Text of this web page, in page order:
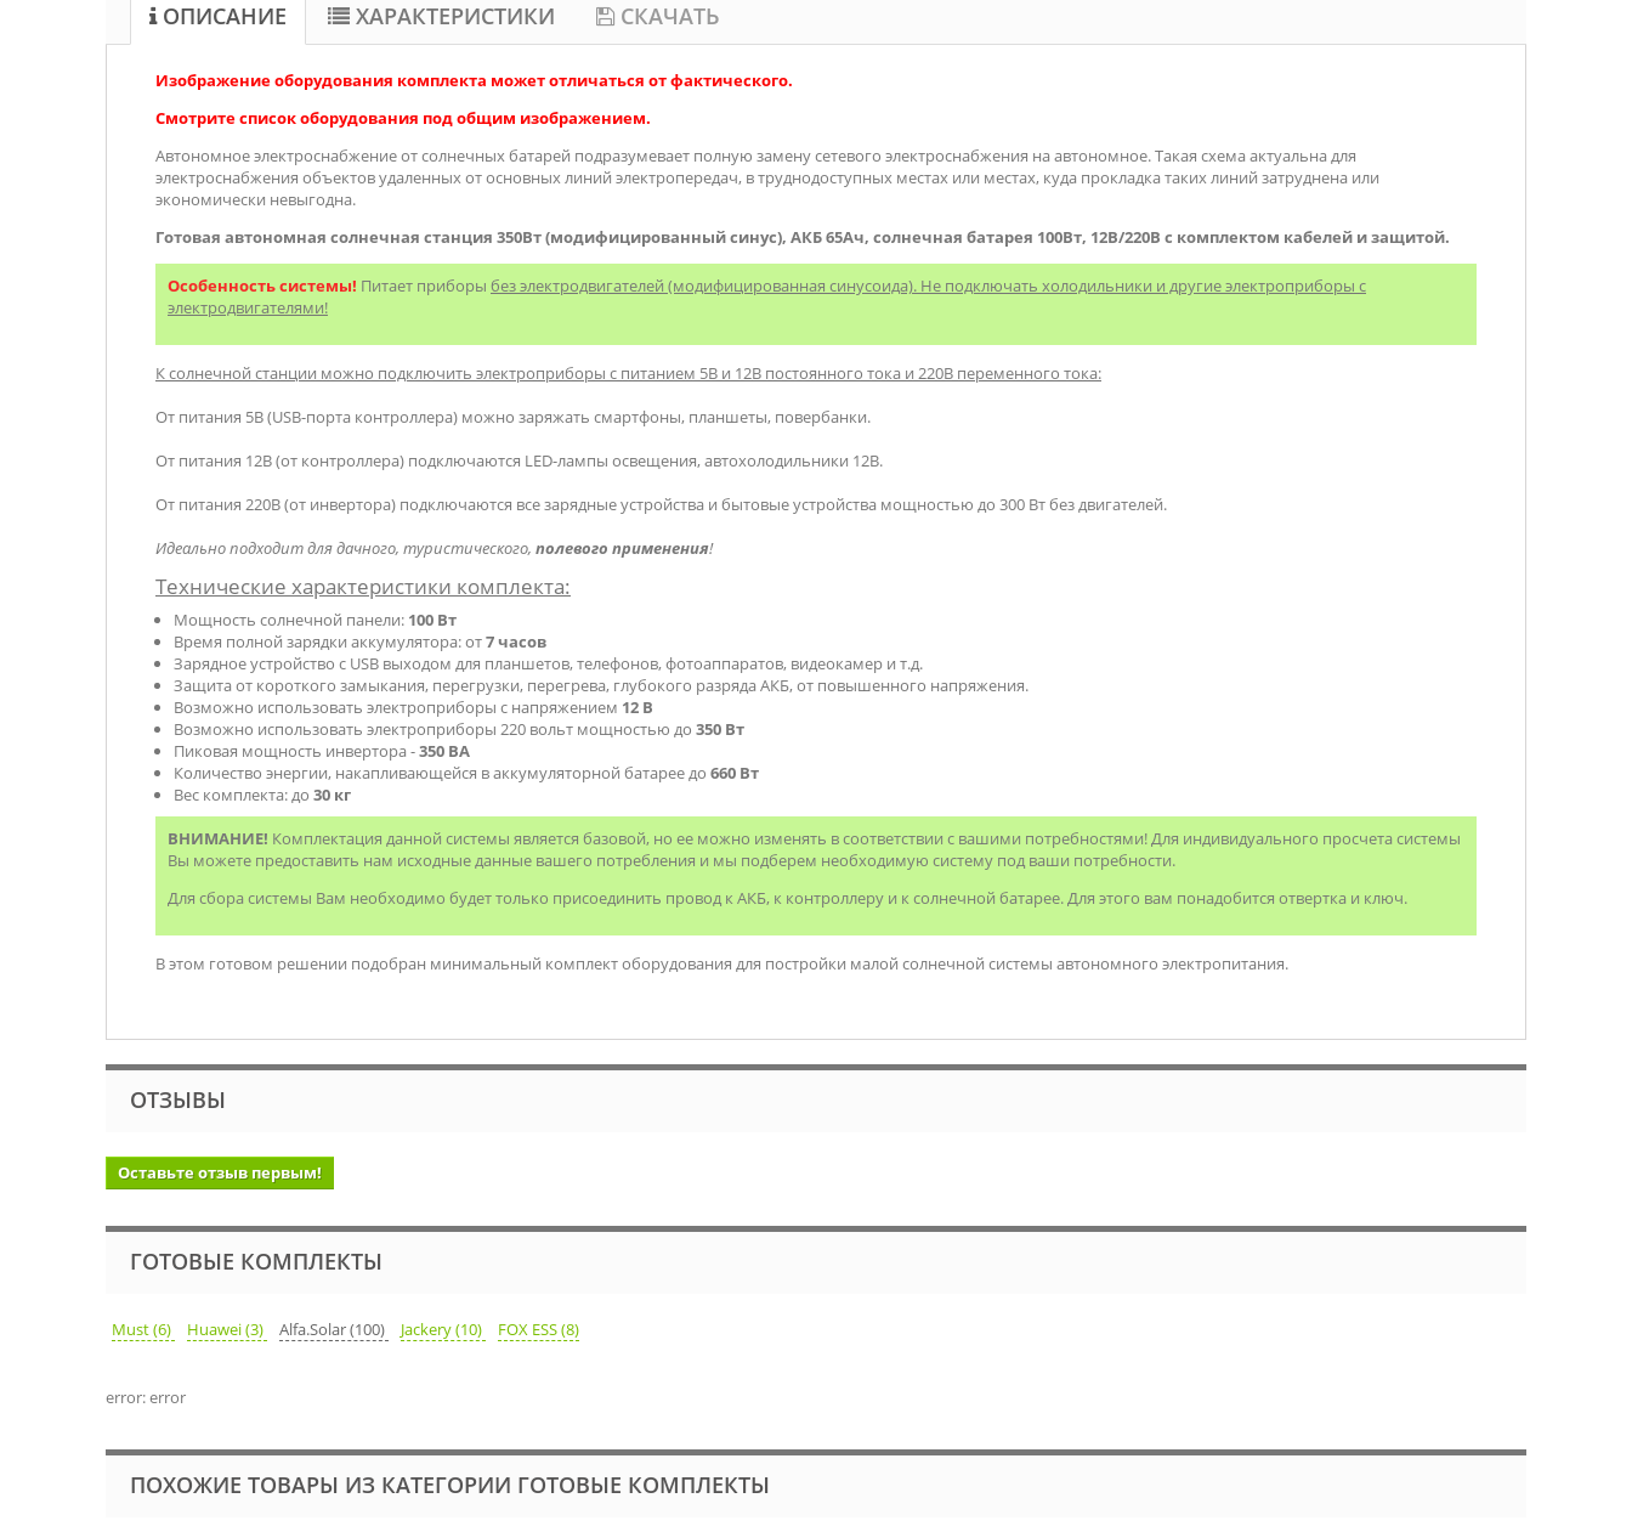
ОПИСАНИЕ ХАРАКТЕРИСТИКИ СКАЧАТЬ
Изображение оборудования комплекта может отличаться от фактического.
Смотрите список оборудования под общим изображением.
Автономное электроснабжение от солнечных батарей подразумевает полную замену сетевого электроснабжения на автономное. Такая схема актуальна для
электроснабжения объектов удаленных от основных линий электропередач, в труднодоступных местах или местах, куда прокладка таких линий затруднена или
экономически невыгодна.
Готовая автономная солнечная станция 350Вт (модифицированный синус), АКБ 65Ач, солнечная батарея 100Вт, 12В/220В с комплектом кабелей и защитой.
Особенность системы! Питает приборы без электродвигателей (модифицированная синусоида). Не подключать холодильники и другие электроприборы с
электродвигателями!
К солнечной станции можно подключить электроприборы с питанием 5В и 12В постоянного тока и 220В переменного тока:
От питания 5В (USB-порта контроллера) можно заряжать смартфоны, планшеты, повербанки.
От питания 12В (от контроллера) подключаются LED-лампы освещения, автохолодильники 12В.
От питания 220В (от инвертора) подключаются все зарядные устройства и бытовые устройства мощностью до 300 Вт без двигателей.
Идеально подходит для дачного, туристического, полевого применения!
Технические характеристики комплекта:
Мощность солнечной панели: 100 Вт
Время полной зарядки аккумулятора: от7 часов
Зарядное устройство с USB выходом для планшетов, телефонов, фотоаппаратов, видеокамер и т.д.
Защита от короткого замыкания, перегрузки, перегрева, глубокого разряда АКБ, от повышенного напряжения.
Возможно использовать электроприборы с напряжением 12 В
Возможно использовать электроприборы 220 вольт мощностью до 350 Вт
Пиковая мощность инвертора -350 ВА
Количество энергии, накапливающейся в аккумуляторной батарее до 660 Вт
Вес комплекта: до 30 кг
ВНИМАНИЕ! Комплектация данной системы является базовой, но ее можно изменять в соответствии с вашими потребностями! Для индивидуального просчета системы
Вы можете предоставить нам исходные данные вашего потребления и мы подберем необходимую систему под ваши потребности.
Для сбора системы Вам необходимо будет только присоединить провод к АКБ, к контроллеру и к солнечной батарее. Для этого вам понадобится отвертка и ключ.
В этом готовом решении подобран минимальный комплект оборудования для постройки малой солнечной системы автономного электропитания.
ОТЗЫВЫ
Оставьте отзыв первым!
ГОТОВЫЕ КОМПЛЕКТЫ
Must (6) Huawei (3) Alfa.Solar (100) Jackery (10) FOX ESS (8)
error: error
ПОХОЖИЕ ТОВАРЫ ИЗ КАТЕГОРИИ ГОТОВЫЕ КОМПЛЕКТЫ